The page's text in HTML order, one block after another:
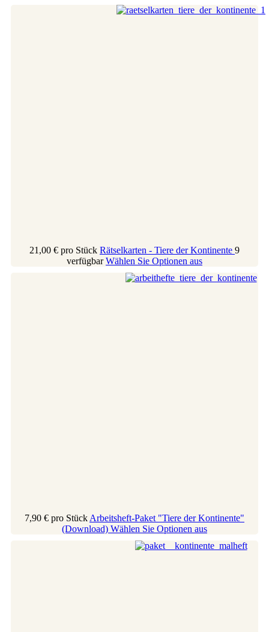
21,00 € pro Stück Rätselkarten - Tiere der Kontinente 9
verfügbar Wählen Sie Optionen aus
7,90 € pro Stück Arbeitsheft-Paket "Tiere der Kontinente"
(Download) Wählen Sie Optionen aus